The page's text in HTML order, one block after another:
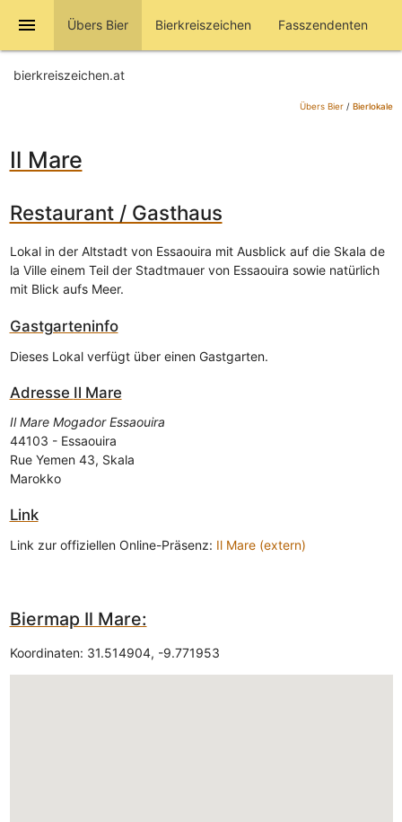
menu Übers Bier Bierkreiszeichen Fasszendenten
bierkreiszeichen.at
Übers Bier/ Bierlokale
Il Mare
Restaurant / Gasthaus
Lokal in der Altstadt von Essaouira mit Ausblick auf die Skala de
la Ville einem Teil der Stadtmauer von Essaouira sowie natürlich
mit Blick aufs Meer.
Gastgarteninfo
Dieses Lokal verfügt über einen Gastgarten.
Adresse Il Mare
Il Mare Mogador Essaouira
44103 - Essaouira
Rue Yemen 43, Skala
Marokko
Link
Link zur offiziellen Online-Präsenz: Il Mare (extern)
Biermap Il Mare:
Koordinaten: 31.514904, -9.771953